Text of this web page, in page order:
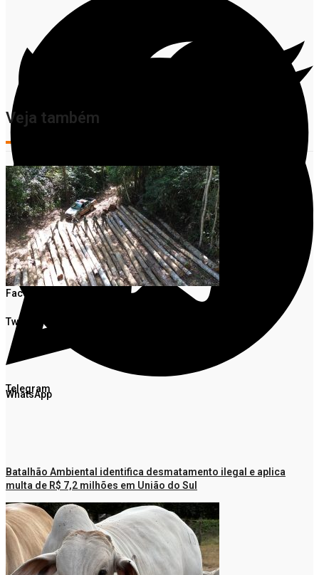
Facebook
Twitter
WhatsApp
Telegram
Veja também
Batalhão Ambiental identifica desmatamento ilegal e aplica
multa de R$ 7,2 milhões em União do Sul